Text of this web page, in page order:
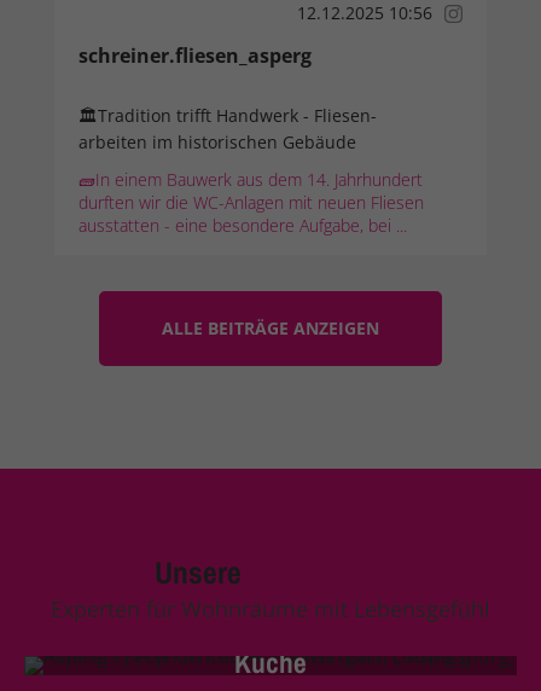
12.12.2025 10:56
schreiner.fliesen_asperg
🏛️Tradition trifft Handwerk - Fliesen-
arbeiten im historischen Gebäude
🧱In einem Bauwerk aus dem 14. Jahrhundert
durften wir die WC-Anlagen mit neuen Fliesen
ausstatten - eine besondere Aufgabe, bei ...
ALLE BEITRÄGE ANZEIGEN
Unsere
Experten für Wohnräume mit Lebensgefühl
Küche